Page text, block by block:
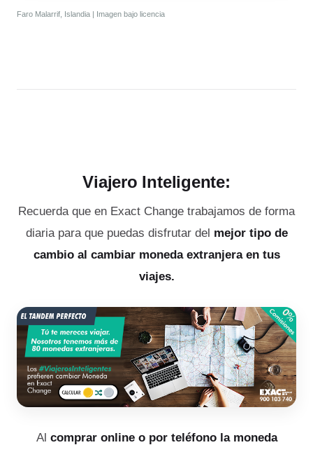
Faro Malarrif, Islandia | Imagen bajo licencia
Viajero Inteligente:
Recuerda que en Exact Change trabajamos de forma
diaria para que puedas disfrutar del mejor tipo de
cambio al cambiar moneda extranjera en tus
viajes.
Al comprar online o por teléfono la moneda